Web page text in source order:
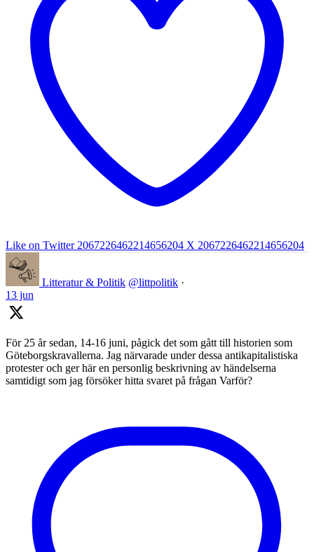
Like on Twitter 2067226462214656204 X 2067226462214656204
Litteratur & Politik @littpolitik ·
13 jun
För 25 år sedan, 14-16 juni, pågick det som gått till historien som
Göteborgskravallerna. Jag närvarade under dessa antikapitalistiska
protester och ger här en personlig beskrivning av händelserna
samtidigt som jag försöker hitta svaret på frågan Varför?